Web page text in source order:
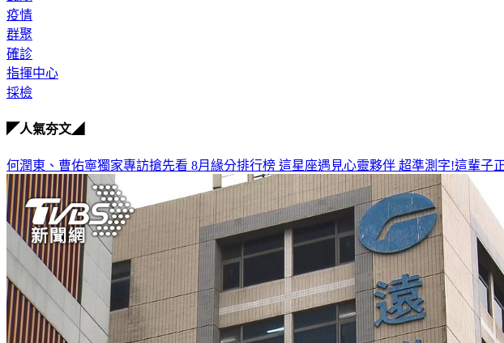
疫情
群聚
確診
指揮中心
採檢
◤人氣夯文◢
何潤東、曹佑寧獨家專訪搶先看 8月緣分排行榜 這星座遇見心靈夥伴 超準測字!這輩子